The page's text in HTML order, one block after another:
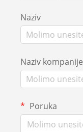
Naziv
Naziv kompanije
Poruka